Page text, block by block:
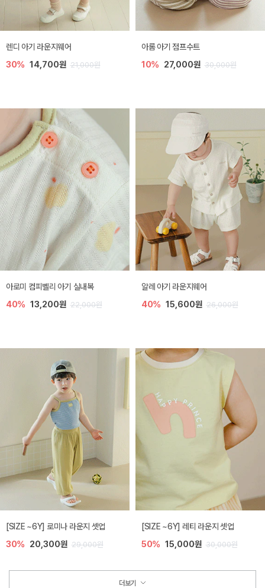
렌디 아기 라운지웨어
30% 14,700원 21,000원
아롬 아기 점프수트
10% 27,000원 30,000원
아로미 컴피벨리 아기 실내복
40% 13,200원 22,000원
알레 아기 라운지웨어
40% 15,600원 26,000원
[SIZE ~6Y] 로미나 라운지 셋업
30% 20,300원 29,000원
[SIZE ~6Y] 레티 라운지 셋업
50% 15,000원 30,000원
더보기